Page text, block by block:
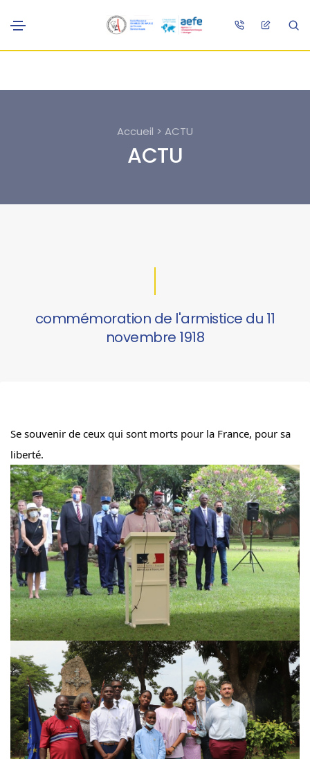
Accueil > ACTU
ACTU
commémoration de l'armistice du 11
novembre 1918
Se souvenir de ceux qui sont morts pour la France, pour sa
liberté.